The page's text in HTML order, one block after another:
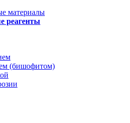
материалы
реагенты
(бишофитом)